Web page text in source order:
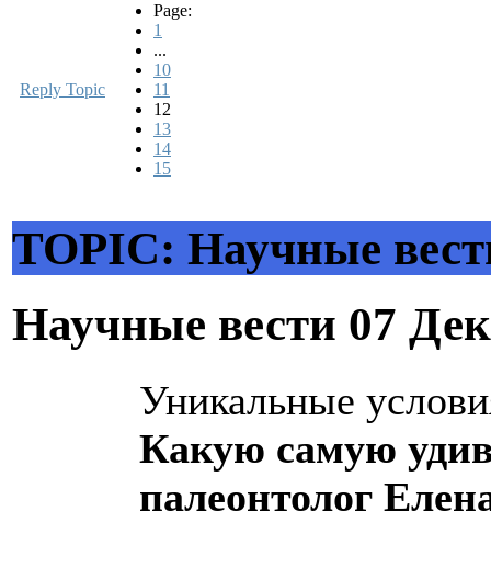
Reply Topic
Page:
1
...
10
11
12
13
14
15
TOPIC: Научные
Научные вести 07
Уникальные
Какую самую
палеонтолог